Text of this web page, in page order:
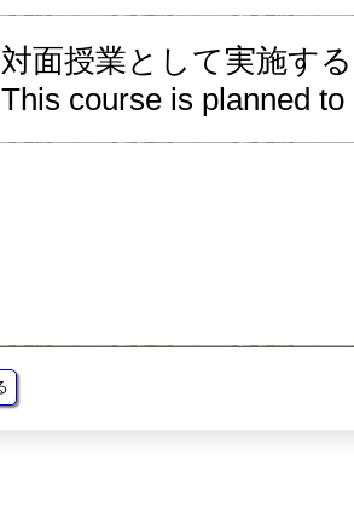
対面授業として実施す
This course is planned